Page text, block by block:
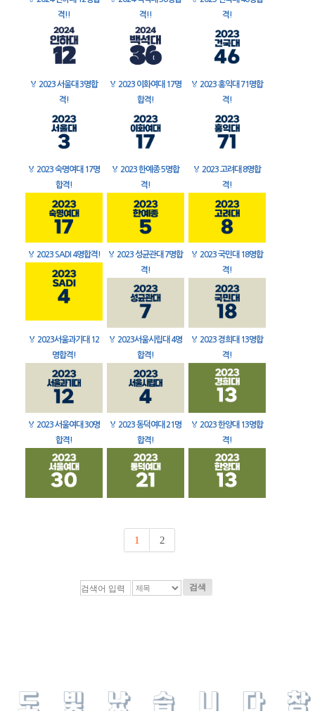
격!!
격!!
격!
🏅 2023 서울대 3명합
격!
🏅 2023 이화여대 17명
합격!
🏅 2023 홍익대 71명합
격!
🏅 2023 숙명여대 17명
합격!
🏅 2023 한예종 5명합
격!
🏅 2023 고려대 8명합
격!
🏅 2023 SADI 4명합격! 🏅 2023 성균관대 7명합
격!
🏅 2023 국민대 18명합
격!
🏅 2023서울과기대 12
명합격!
🏅 2023서울시립대 4명
합격!
🏅 2023 경희대 13명합
격!
🏅 2023 서울여대 30명
합격!
🏅 2023 동덕여대 21명
합격!
🏅 2023 한양대 13명합
격!
1 2
검색